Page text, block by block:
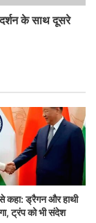
के साथ दूसरे
से कहा: ड्रैगन और हाथी
ट्रंप को भी संदेश